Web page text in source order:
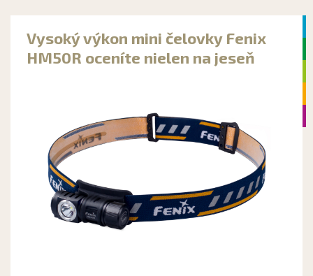
Vysoký výkon mini čelovky Fenix
HM50R oceníte nielen na jeseň